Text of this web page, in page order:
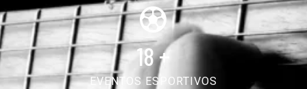
18+
EVENTOS ESPORTIVOS